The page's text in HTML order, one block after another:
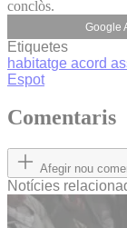
conclòs.
Google
Etiquetes
habitatge acord
Espot
Comentaris
Afegir nou
Notícies